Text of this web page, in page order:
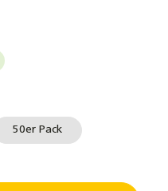
50er Pack